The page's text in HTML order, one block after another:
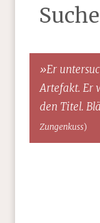
»Er
Artefakt. Er
den Titel.
Zungenkuss)